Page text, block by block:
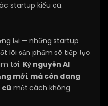
startup kiểu cũ.
lại — những startup
lõi sản phẩm sẽ tiếp tục
tới. Kỷ nguyên AI
mới, mà còn đang
cũ một cách không